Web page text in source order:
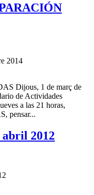
2014
Dijous, 1 de març de
de Actividades
a las 21 horas,
pensar...
abril 2012